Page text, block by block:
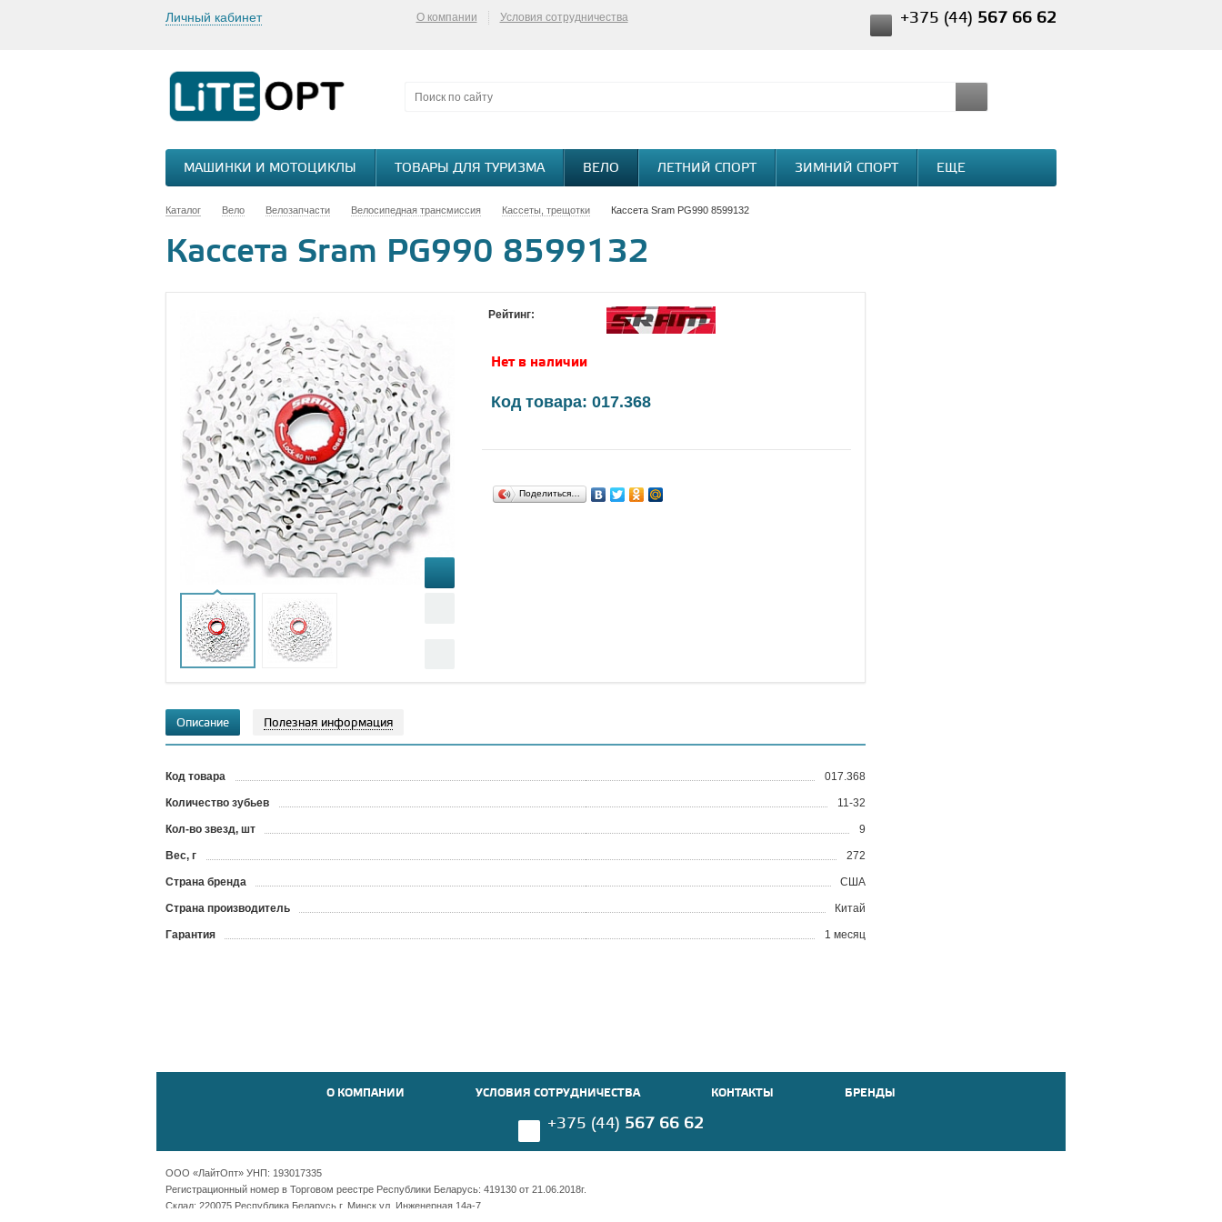
Личный кабинет О компании Условия сотрудничества +375 (44) 567 66 62
МАШИНКИ И МОТОЦИКЛЫ ТОВАРЫ ДЛЯ ТУРИЗМА ВЕЛО ЛЕТНИЙ СПОРТ ЗИМНИЙ СПОРТ ЕЩЕ
Каталог Вело Велозапчасти Велосипедная трансмиссия Кассеты, трещотки Кассета Sram PG990 8599132
Кассета Sram PG990 8599132
Рейтинг:
Нет в наличии
Код товара: 017.368
Поделиться…
Описание Полезная информация
Код товара 017.368
Количество зубьев 11-32
Кол-во звезд, шт 9
Вес, г 272
Страна бренда США
Страна производитель Китай
Гарантия 1 месяц
О КОМПАНИИ УСЛОВИЯ СОТРУДНИЧЕСТВА КОНТАКТЫ БРЕНДЫ
+375 (44) 567 66 62
ООО «ЛайтОпт» УНП: 193017335
Регистрационный номер в Торговом реестре Республики Беларусь: 419130 от 21.06.2018г.
Склад: 220075 Республика Беларусь г. Минск ул. Инженерная 14а-7